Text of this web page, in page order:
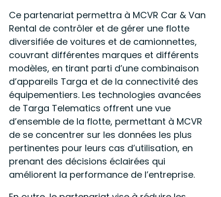
Ce partenariat permettra à MCVR Car & Van
Rental de contrôler et de gérer une flotte
diversifiée de voitures et de camionnettes,
couvrant différentes marques et différents
modèles, en tirant parti d’une combinaison
d’appareils Targa et de la connectivité des
équipementiers. Les technologies avancées
de Targa Telematics offrent une vue
d’ensemble de la flotte, permettant à MCVR
de se concentrer sur les données les plus
pertinentes pour leurs cas d’utilisation, en
prenant des décisions éclairées qui
améliorent la performance de l’entreprise.